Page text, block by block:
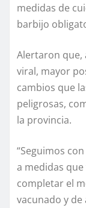
medidas de
barbijo
Alertaron que,
viral, mayor
cambios que
peligrosas,
la provincia.
“Seguimos
a medidas
completar el
vacunado y de